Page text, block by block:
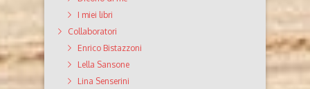
I miei libri
Collaboratori
Enrico Bistazzoni
Lella Sansone
Lina Senserini